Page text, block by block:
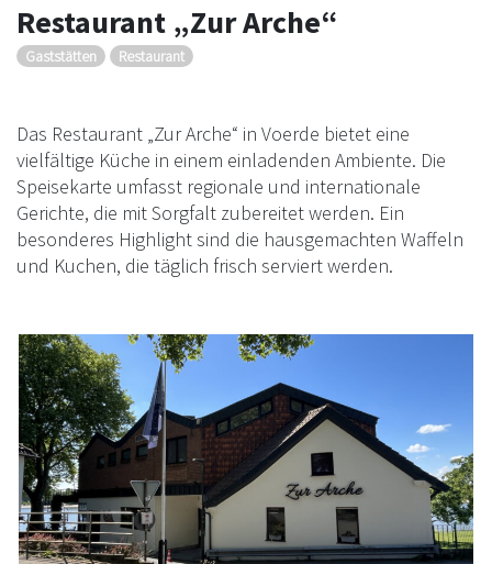
Restaurant „Zur Arche“
Gaststätten Restaurant
Das Restaurant „Zur Arche“ in Voerde bietet eine
vielfältige Küche in einem einladenden Ambiente. Die
Speisekarte umfasst regionale und internationale
Gerichte, die mit Sorgfalt zubereitet werden. Ein
besonderes Highlight sind die hausgemachten Waffeln
und Kuchen, die täglich frisch serviert werden.